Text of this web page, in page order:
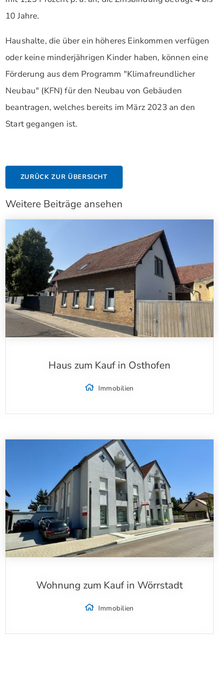
10 Jahre.
Haushalte, die über ein höheres Einkommen verfügen
oder keine minderjährigen Kinder haben, können eine
Förderung aus dem Programm "Klimafreundlicher
Neubau" (KFN) für den Neubau von Gebäuden
beantragen, welches bereits im März 2023 an den
Start gegangen ist.
ZURÜCK ZUR ÜBERSICHT
Weitere Beiträge ansehen
Haus zum Kauf in Osthofen
Immobilien
Wohnung zum Kauf in Wörrstadt
Immobilien